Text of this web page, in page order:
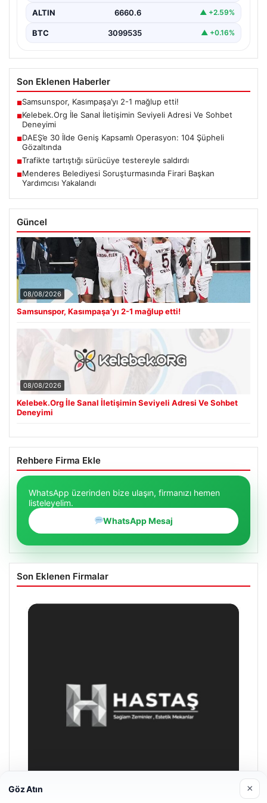
ALTIN 6660.6 ▲ +2.59%
BTC 3099535 ▲ +0.16%
Son Eklenen Haberler
■Samsunspor, Kasımpaşa’yı 2-1 mağlup etti!
■Kelebek.Org İle Sanal İletişimin Seviyeli Adresi Ve Sohbet
Deneyimi
■DAEŞ’e 30 İlde Geniş Kapsamlı Operasyon: 104 Şüpheli
Gözaltında
■Trafikte tartıştığı sürücüye testereyle saldırdı
■Menderes Belediyesi Soruşturmasında Firari Başkan
Yardımcısı Yakalandı
Güncel
08/08/2026
Samsunspor, Kasımpaşa’yı 2-1 mağlup etti!
08/08/2026
Kelebek.Org İle Sanal İletişimin Seviyeli Adresi Ve Sohbet
Deneyimi
Rehbere Firma Ekle
WhatsApp üzerinden bize ulaşın, firmanızı hemen
listeleyelim.
WhatsApp Mesaj
Son Eklenen Firmalar
Göz Atın ×